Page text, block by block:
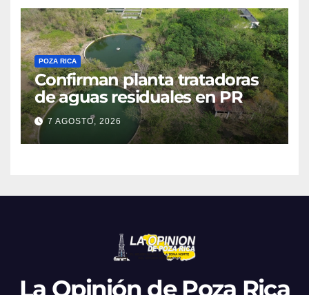
POZA RICA
Confirman planta tratadoras
de aguas residuales en PR
7 AGOSTO, 2026
La Opinión de Poza Rica